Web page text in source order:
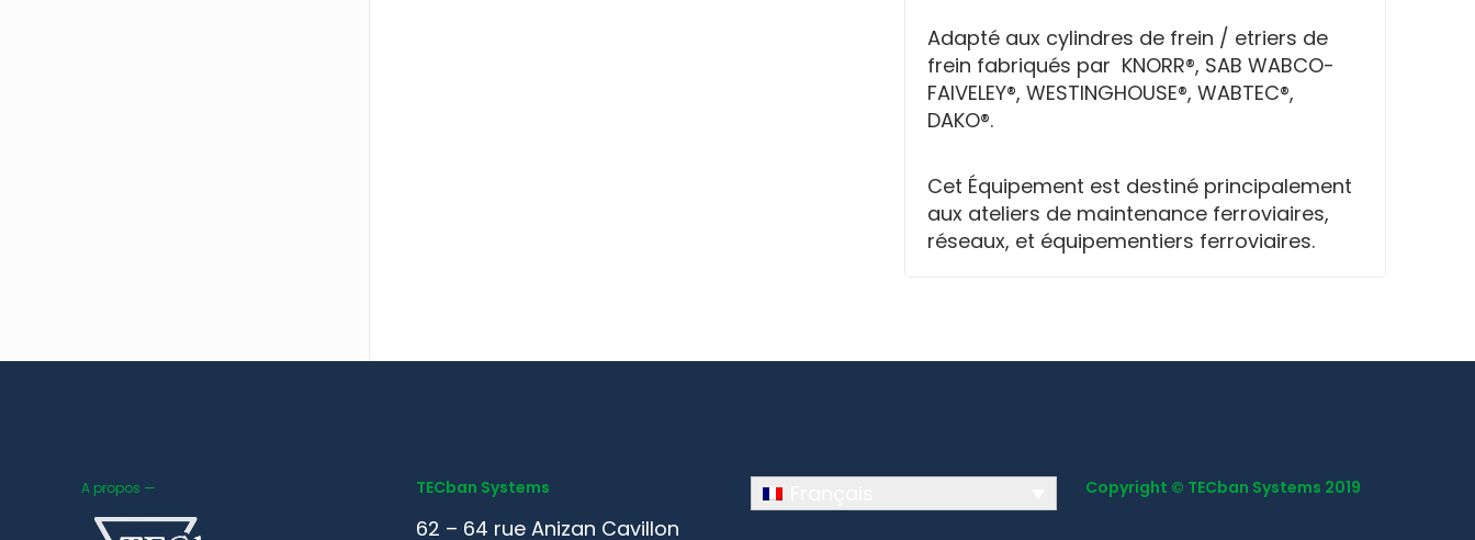
Adapté aux cylindres de frein / etriers de
frein fabriqués par KNORR®, SAB WABCO-
FAIVELEY®, WESTINGHOUSE®, WABTEC®,
DAKO®.
Cet Équipement est destiné principalement
aux ateliers de maintenance ferroviaires,
réseaux, et équipementiers ferroviaires.
A propos — TECban Systems
62 – 64 rue Anizan Cavillon
Copyright © TECban Systems 2019